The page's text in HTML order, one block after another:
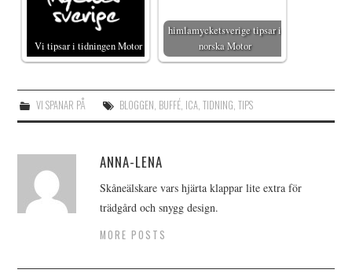
Vi tipsar i tidningen Motor
himlamycketsverige tipsar i
norska Motor
VI SPANAR PÅ BLOGGEN, BUFFÉ, ICA, TIDNING, TIPS
ANNA-LENA
Skåneälskare vars hjärta klappar lite extra för
trädgård och snygg design.
MORE POSTS